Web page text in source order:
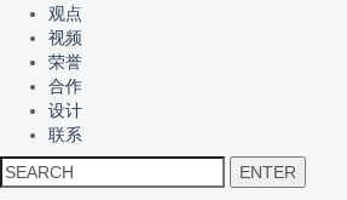
观点
视频
荣誉
合作
设计
联系